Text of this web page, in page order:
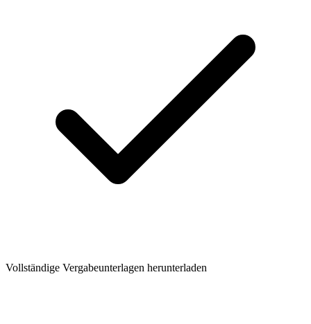
Vollständige Vergabeunterlagen herunterladen